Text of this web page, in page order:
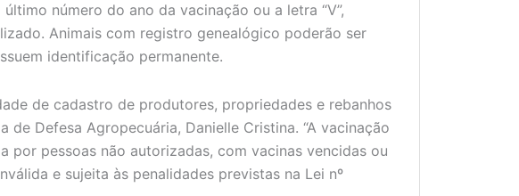
número do ano da vacinação ou a letra “V”,
Animais com registro genealógico poderão ser
identificação permanente.
de cadastro de produtores, propriedades e rebanhos
de Defesa Agropecuária, Danielle Cristina. “A vacinação
por pessoas não autorizadas, com vacinas vencidas ou
e sujeita às penalidades previstas na Lei nº